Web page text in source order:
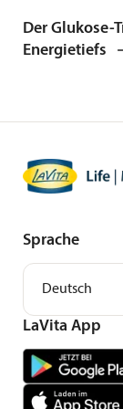
Der Glukose-
Energietiefs
LaVita App
Sprache
Deutsch